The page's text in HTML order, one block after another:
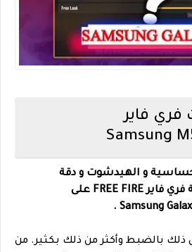
فري فاير
و الهيدشوت و دقة
التصويب و DPI في لعبة فري فاير FREE FIRE على
Samsung
ذلك بالضبط وأكثر من ذلك بكثير. من